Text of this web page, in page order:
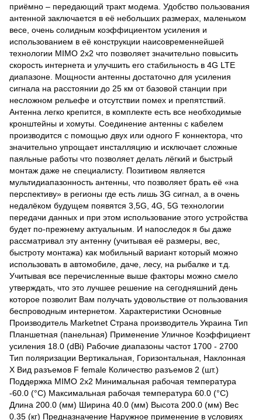
приёмно – передающий тракт модема. Удобство пользования
антенной заключается в её небольших размерах, маленьком
весе, очень солидным коэффициентом усиления и
использованием в её конструкции наисовременнейшей
технологии MIMO 2x2 что позволяет значительно повысить
скорость интернета и улучшить его стабильность в 4G LTE
диапазоне. Мощности антенны достаточно для усиления
сигнала на расстоянии до 25 км от базовой станции при
несложном рельефе и отсутствии помех и препятствий.
Антенна легко крепится, в комплекте есть все необходимые
кронштейны и хомуты. Соединение антенны с кабелем
производится с помощью двух или одного F коннектора, что
значительно упрощает инсталляцию и исключает сложные
паяльные работы что позволяет делать лёгкий и быстрый
монтаж даже не специалисту. Позитивом является
мультидиапазонность антенны, что позволяет брать её «на
перспективу» в регионы где есть лишь 3G сигнал, а в очень
недалёком будущем появятся 3,5G, 4G, 5G технологии
передачи данных и при этом использование этого устройства
будет по-прежнему актуальным. И напоследок я бы даже
рассматривал эту антенну (учитывая её размеры, вес,
быстроту монтажа) как мобильный вариант который можно
использовать в автомобиле, даче, лесу, на рыбалке и т.д.
Учитывая все перечисленные выше факторы можно смело
утверждать, что это лучшее решение на сегодняшний день
которое позволит Вам получать удовольствие от пользования
беспроводным интернетом. Характеристики Основные
Производитель Marketnet Страна производитель Украина Тип
Планшетная (панельная) Применение Уличное Коэффициент
усиления 18.0 (dBi) Рабочие диапазоны частот 1700 - 2700
Тип поляризации Вертикальная, Горизонтальная, Наклонная
Х Вид разъемов F female Количество разъемов 2 (шт.)
Поддержка MIMO 2x2 Минимальная рабочая температура
-60.0 (°С) Максимальная рабочая температура 60.0 (°С)
Длина 200.0 (мм) Ширина 40.0 (мм) Высота 200.0 (мм) Вес
0.35 (кг) Предназначение Наружное применение в условиях